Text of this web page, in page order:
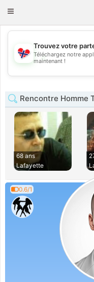
Toggle
💖
Trouvez votre
Téléchargez notre
maintenant !
Rencontre Homme
68 ans
Lafayette
0.6/1